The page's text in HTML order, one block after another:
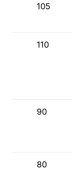
105
110
90
80